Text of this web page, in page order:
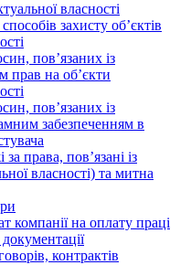
власності
захисту об’єктів
пов’язаних із
прав на об’єкти
пов’язаних із
забезпеченням в
права, пов’язані із
власності) та митна
компанії на оплату праці
контрактів